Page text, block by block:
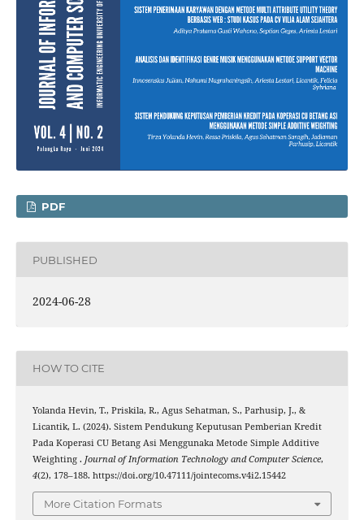
PDF
PUBLISHED
2024-06-28
HOW TO CITE
Yolanda Hevin, T., Priskila, R., Agus Sehatman, S., Parhusip, J., &
Licantik, L. (2024). Sistem Pendukung Keputusan Pemberian Kredit
Pada Koperasi CU Betang Asi Menggunaka Metode Simple Additive
Weighting . Journal of Information Technology and Computer Science,
4(2), 178–188. https://doi.org/10.47111/jointecoms.v4i2.15442
More Citation Formats